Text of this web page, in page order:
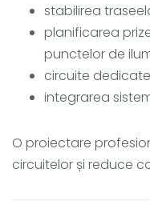
stabilirea
planificarea
punctelor de
circuite
integrarea
O proiectare
circuitelor și reduce